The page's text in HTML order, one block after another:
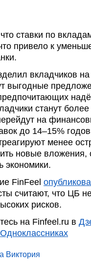
ставки по
привело к
вкладчиков
выгодные
станут более
на
до 14–15%
менее
новые вложения,
экономики.
FinFeel
считают, что ЦБ
рисков.
на Finfeel.ru в
Одноклассниках
Виктория